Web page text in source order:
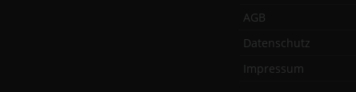
AGB
Datenschutz
Impressum